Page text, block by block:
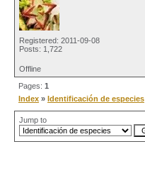
Registered: 2011-09-08
Posts: 1,722
Offline
Pages: 1
Index » Identificación de especies
Jump to